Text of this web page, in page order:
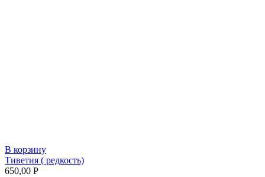
В корзину
Тиветия ( редкость)
650,00 Р